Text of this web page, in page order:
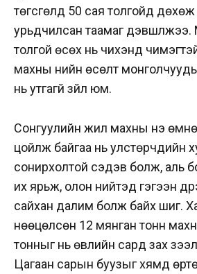
төгсгөлд 50 сая толгойд
урьдчилсан таамаг
толгой өсөх нь чихэнд
махны үнийн өсөлт
нь утгагүй зүйл юм.
Сонгуулийн жил махны үнэ өмнө
цойлж байгаа нь улстөрчдийн
сонирхолтой сэдэв болж, аль
их ярьж, олон нийтэд гэгээн
сайхан далим болж байх шиг.
нөөцөлсөн 12 мянган тонн
тонныг нь өвлийн сард зах
Цагаан сарын буузыг хямд